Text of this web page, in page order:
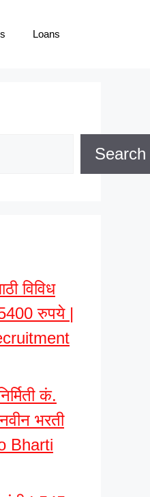
Loans
Search
विविध
रुपये |
कं.
भरती
Bharti